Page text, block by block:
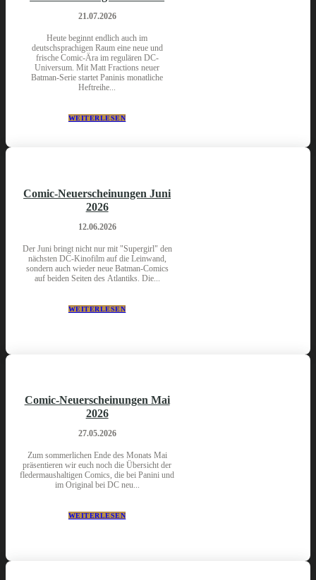
21.07.2026
Heute beginnt endlich auch im
deutschsprachigen Raum eine neue und
frische Comic-Ära im regulären DC-
Universum. Mit Matt Fractions neuer
Batman-Serie startet Paninis monatliche
Heftreihe...
WEITERLESEN
Comic-Neuerscheinungen Juni
2026
12.06.2026
Der Juni bringt nicht nur mit "Supergirl" den
nächsten DC-Kinofilm auf die Leinwand,
sondern auch wieder neue Batman-Comics
auf beiden Seiten des Atlantiks. Die...
WEITERLESEN
Comic-Neuerscheinungen Mai
2026
27.05.2026
Zum sommerlichen Ende des Monats Mai
präsentieren wir euch noch die Übersicht der
fledermaushaltigen Comics, die bei Panini und
im Original bei DC neu...
WEITERLESEN